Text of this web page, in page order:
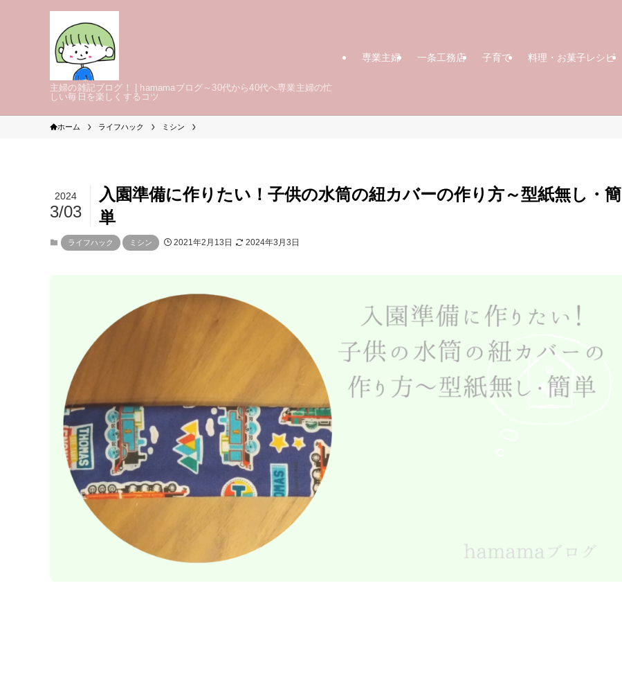
主婦の雑記ブログ！ | hamamaブログ～30代から40代へ専業主婦の忙
しい毎日を楽しくするコツ
専業主婦 一条工務店 子育て 料理・お菓子レシピ
ホーム ライフハック ミシン
入園準備に作りたい！子供の水筒の紐カバーの作り方～型紙無し・簡
単
2024
3/03
ライフハック ミシン 2021年2月13日 2024年3月3日